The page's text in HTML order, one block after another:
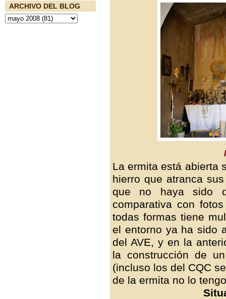
ARCHIVO DEL BLOG
La ermita está abierta
hierro que atranca
que no haya sido
comparativa con
todas formas tiene
el entorno ya ha sido
del AVE, y en la
la construcción de
(incluso los del CQC
de la ermita no lo